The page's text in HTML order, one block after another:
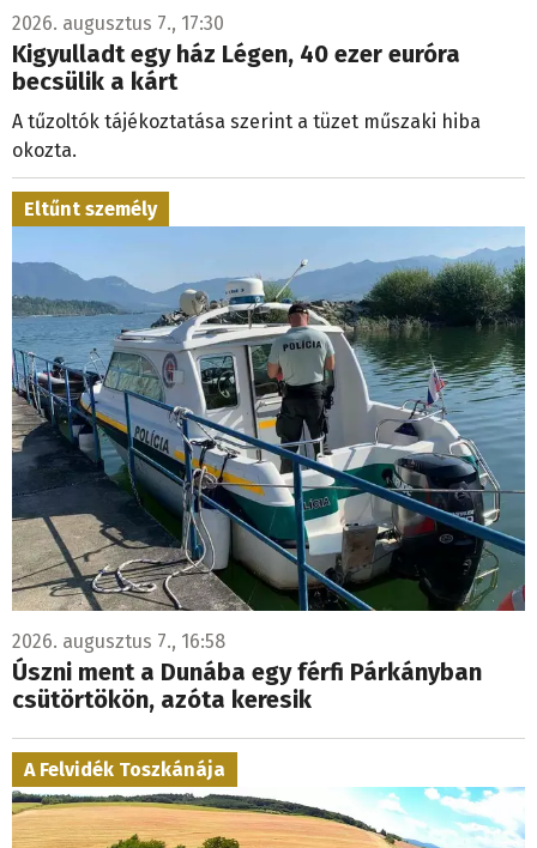
2026. augusztus 7., 17:30
Kigyulladt egy ház Légen, 40 ezer euróra
becsülik a kárt
A tűzoltók tájékoztatása szerint a tüzet műszaki hiba
okozta.
Eltűnt személy
2026. augusztus 7., 16:58
Úszni ment a Dunába egy férfi Párkányban
csütörtökön, azóta keresik
A Felvidék Toszkánája